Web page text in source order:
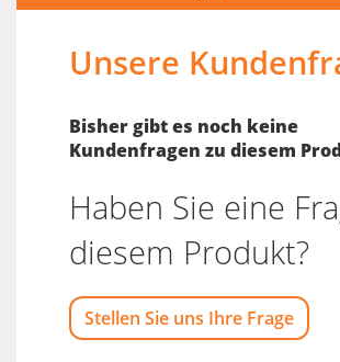
Unsere
Bisher gibt es noch keine
Kundenfragen zu diesem
Haben Sie eine
diesem Produkt?
Stellen Sie uns Ihre Frage